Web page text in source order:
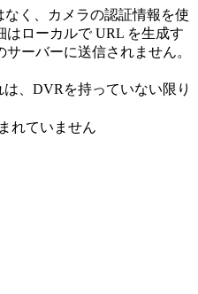
なく、カメラの認証情報を使
はローカルで URL を生成す
ーバーに送信されません。
は、DVRを持っていない限り
れていません